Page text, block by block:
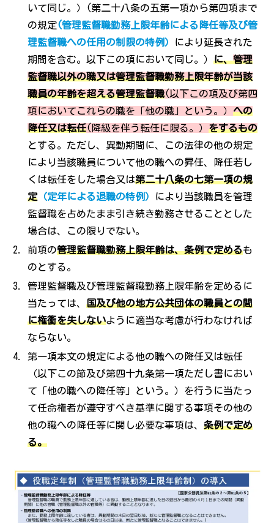
いて同じ。）(第二十八条の五第一項から第四項まで
の規定(管理監督職勤務上限年齢による降任等及び管
理監督職への任用の制限の特例）
により延長された
期間を含む。以下この項において同じ。）に、管理
監督職以外の職又は管理監督職勤務上限年齢が当該
職員の年齢を超える管理監督職(以下この項及び第四
項においてこれらの職を「他の職」という。）への
降任又は転任(降級を伴う転任に限る。）をするもの
とする。ただし、異動期間に、この法律の他の規定
により当該職員について他の職への昇任、降任若し
くは転任をした場合又は第二十八条の七第一項の規
定 （定年による退職の特例）
により当該職員を管理
監督職を占めたまま引き続き勤務させることとした
場合は、この限りでない。
前項の管理監督職勤務上限年齢は、条例で定めるも
のとする。
管理監督職及び管理監督職勤務上限年齢を定めるに
当たっては、国及び他の地方公共団体の職員との間
に権衝を失しないように適当な考慮が行わなければ
ならない。
第一項本文の規定による他の職への降任又は転任
（以下この節及び第四十九条第一項ただし書におい
て「他の職への降任等」という。）を行うに当たっ
て任命権者が遵守すべき基準に関する事項その他の
他の職への降任等に関し必要な事項は、条例で定め
る。